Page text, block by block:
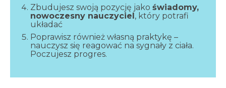
Zbudujesz swoją pozycję jako świadomy,
nowoczesny nauczyciel, który potrafi
układać
Poprawisz również własną praktykę –
nauczysz się reagować na sygnały z ciała.
Poczujesz progres.